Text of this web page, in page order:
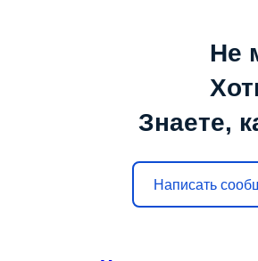
Не
Знаете,
Написать